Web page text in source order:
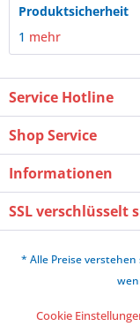
Produktsicherheit
1 mehr
Service Hotline
Shop Service
Informationen
SSL verschlüsselt
* Alle Preise
Cookie